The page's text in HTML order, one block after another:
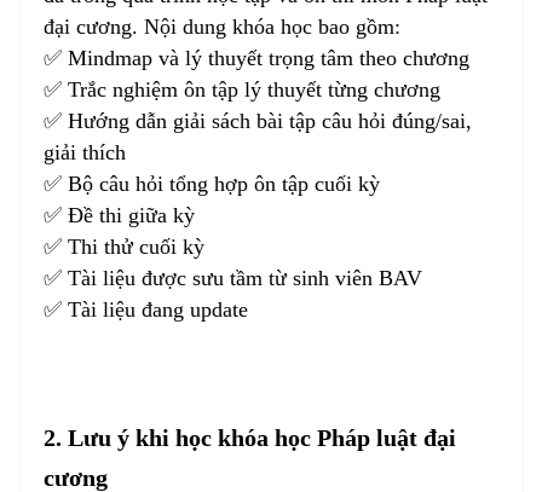
đại cương. Nội dung khóa học bao gồm:
✅ Mindmap và lý thuyết trọng tâm theo chương
✅ Trắc nghiệm ôn tập lý thuyết từng chương
✅ Hướng dẫn giải sách bài tập câu hỏi đúng/sai,
giải thích
✅ Bộ câu hỏi tổng hợp ôn tập cuối kỳ
✅ Đề thi giữa kỳ
✅ Thi thử cuối kỳ
✅ Tài liệu được sưu tầm từ sinh viên BAV
✅ Tài liệu đang update
2. Lưu ý khi học khóa học Pháp luật đại
cương